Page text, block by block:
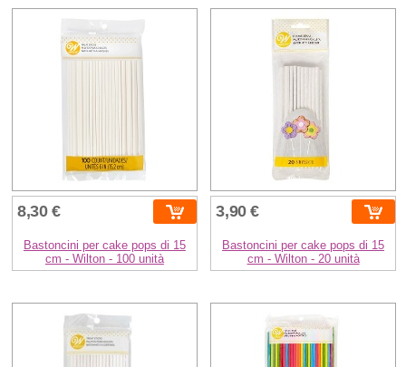
8,30 €
Bastoncini per cake pops di 15
cm - Wilton - 100 unità
3,90 €
Bastoncini per cake pops di 15
cm - Wilton - 20 unità